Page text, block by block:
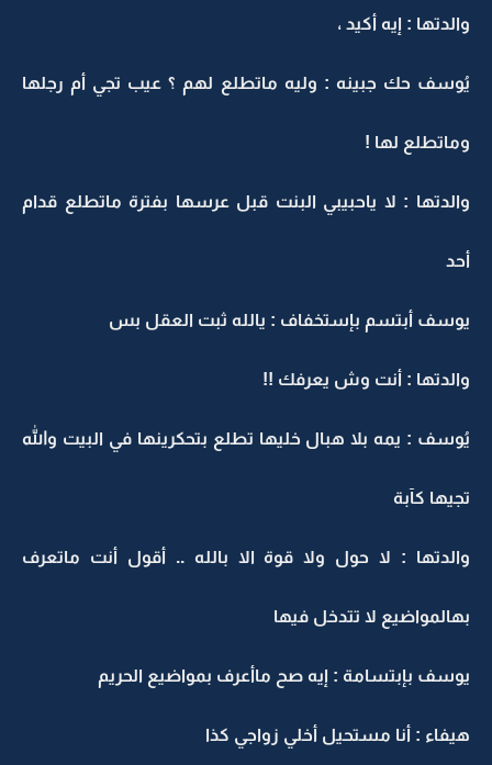
والدتها : إيه أكيد ،
يُوسف حك جبينه : وليه ماتطلع لهم ؟ عيب تجي أم رجلها
وماتطلع لها !
والدتها : لا ياحبيبي البنت قبل عرسها بفترة ماتطلع قدام
أحد
يوسف أبتسم بإستخفاف : يالله ثبت العقل بس
والدتها : أنت وش يعرفك !!
يُوسف : يمه بلا هبال خليها تطلع بتحكرينها في البيت والله
تجيها كآبة
والدتها : لا حول ولا قوة الا بالله .. أقول أنت ماتعرف
بهالمواضيع لا تتدخل فيها
يوسف بإبتسامة : إيه صح ماأعرف بمواضيع الحريم
هيفاء : أنا مستحيل أخلي زواجي كذا